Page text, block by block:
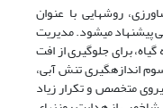
روش‏هایی با عنوان
پیشنهاد می‏شود. مدیریت
برای جلوگیری از افت
اندازه‏گیری تنش آبی،
متخصص و تکرار زیاد